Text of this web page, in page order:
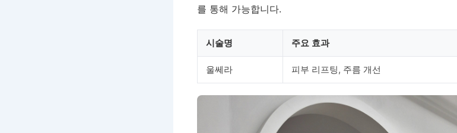
를 통해 가능합니다.
시술명 주요 효과
울쎄라 피부 리프팅, 주름 개선